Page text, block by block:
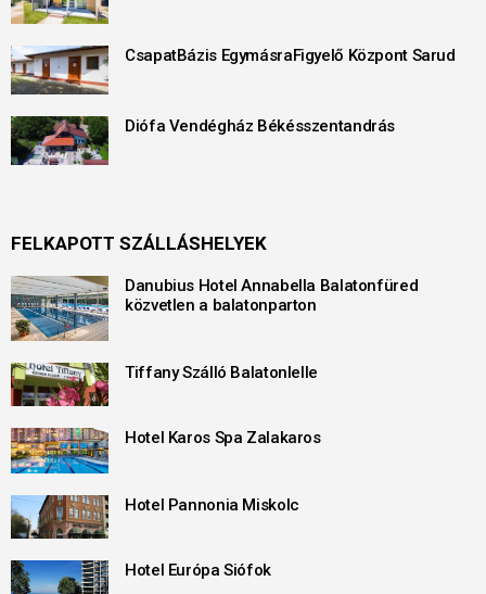
CsapatBázis EgymásraFigyelő Központ Sarud
Diófa Vendégház Békésszentandrás
FELKAPOTT SZÁLLÁSHELYEK
Danubius Hotel Annabella Balatonfüred
közvetlen a balatonparton
Tiffany Szálló Balatonlelle
Hotel Karos Spa Zalakaros
Hotel Pannonia Miskolc
Hotel Európa Siófok